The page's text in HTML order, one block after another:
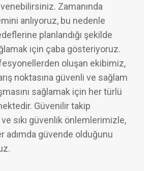
Zamanında
anlıyoruz, bu nedenle
planlandığı şekilde
için çaba gösteriyoruz.
oluşan ekibimiz,
noktasına güvenli ve sağlam
sağlamak için her türlü
Güvenilir takip
sıkı güvenlik önlemlerimizle,
adımda güvende olduğunu